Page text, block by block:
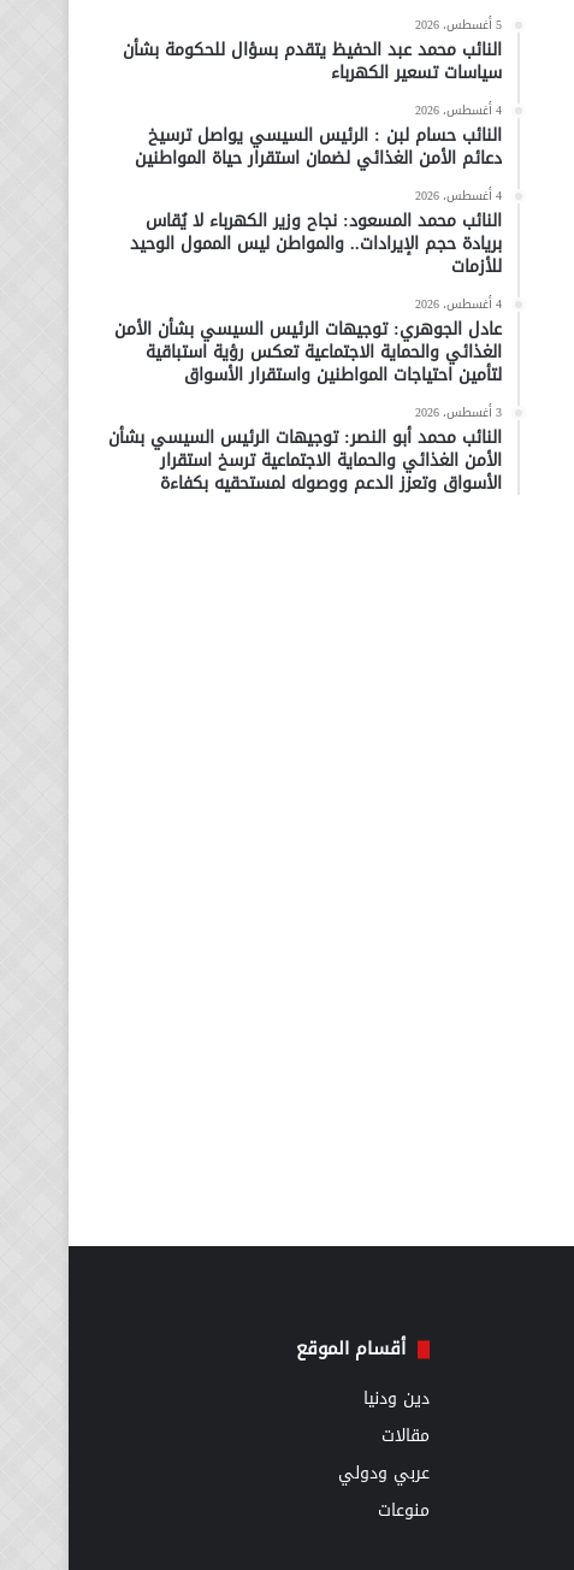
5 أغسطس، 2026
النائب محمد عبد الحفيظ يتقدم بسؤال للحكومة بشأن
سياسات تسعير الكهرباء
4 أغسطس، 2026
النائب حسام لبن : الرئيس السيسي يواصل ترسيخ
دعائم الأمن الغذائي لضمان استقرار حياة المواطنين
4 أغسطس، 2026
النائب محمد المسعود: نجاح وزير الكهرباء لا يُقاس
بريادة حجم الإيرادات.. والمواطن ليس الممول الوحيد
للأزمات
4 أغسطس، 2026
عادل الجوهري: توجيهات الرئيس السيسي بشأن الأمن
الغذائي والحماية الاجتماعية تعكس رؤية استباقية
لتأمين احتياجات المواطنين واستقرار الأسواق
3 أغسطس، 2026
النائب محمد أبو النصر: توجيهات الرئيس السيسي بشأن
الأمن الغذائي والحماية الاجتماعية ترسخ استقرار
الأسواق وتعزز الدعم ووصوله لمستحقيه بكفاءة
أقسام الموقع
دين ودنيا
مقالات
عربي ودولي
منوعات